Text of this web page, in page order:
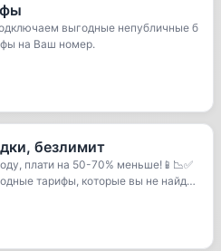
выгодные непубличные б
на Ваш номер.
безлимит
плати на 50-70% меньше!📱📉✅
тарифы, которые вы не найдёт